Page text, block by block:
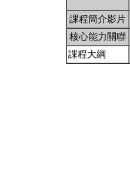
課程簡介影片
核心能力關聯
課程大綱